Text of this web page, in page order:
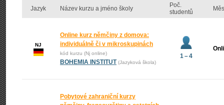
Jazyk Název kurzu a jméno školy
Poč.
studentů
NJ
Online kurz němčiny z domova:
individuálně či v mikroskupinách
kód kurzu (Nj online)
BOHEMIA INSTITUT (Jazyková škola)
1 – 4
Pobytové zahraniční kurzy